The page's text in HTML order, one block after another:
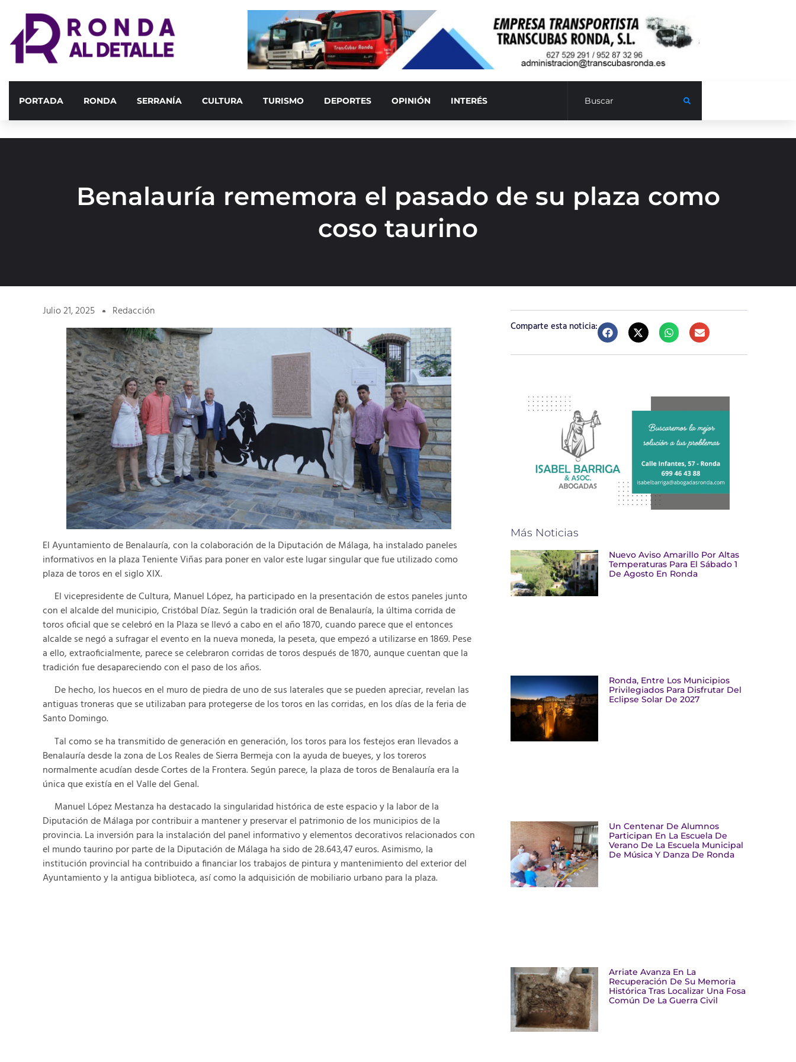
PORTADA RONDA SERRANÍA CULTURA TURISMO DEPORTES OPINIÓN INTERÉS
Benalauría rememora el pasado de su plaza como
coso taurino
Julio 21, 2025 Redacción
El Ayuntamiento de Benalauría, con la colaboración de la Diputación de Málaga, ha instalado paneles
informativos en la plaza Teniente Viñas para poner en valor este lugar singular que fue utilizado como
plaza de toros en el siglo XIX.
El vicepresidente de Cultura, Manuel López, ha participado en la presentación de estos paneles junto
con el alcalde del municipio, Cristóbal Díaz. Según la tradición oral de Benalauría, la última corrida de
toros oficial que se celebró en la Plaza se llevó a cabo en el año 1870, cuando parece que el entonces
alcalde se negó a sufragar el evento en la nueva moneda, la peseta, que empezó a utilizarse en 1869. Pese
a ello, extraoficialmente, parece se celebraron corridas de toros después de 1870, aunque cuentan que la
tradición fue desapareciendo con el paso de los años.
De hecho, los huecos en el muro de piedra de uno de sus laterales que se pueden apreciar, revelan las
antiguas troneras que se utilizaban para protegerse de los toros en las corridas, en los días de la feria de
Santo Domingo.
Tal como se ha transmitido de generación en generación, los toros para los festejos eran llevados a
Benalauría desde la zona de Los Reales de Sierra Bermeja con la ayuda de bueyes, y los toreros
normalmente acudían desde Cortes de la Frontera. Según parece, la plaza de toros de Benalauría era la
única que existía en el Valle del Genal.
Manuel López Mestanza ha destacado la singularidad histórica de este espacio y la labor de la
Diputación de Málaga por contribuir a mantener y preservar el patrimonio de los municipios de la
provincia. La inversión para la instalación del panel informativo y elementos decorativos relacionados con
el mundo taurino por parte de la Diputación de Málaga ha sido de 28.643,47 euros. Asimismo, la
institución provincial ha contribuido a financiar los trabajos de pintura y mantenimiento del exterior del
Ayuntamiento y la antigua biblioteca, así como la adquisición de mobiliario urbano para la plaza.
Comparte esta noticia:
Más Noticias
Nuevo Aviso Amarillo Por Altas
Temperaturas Para El Sábado 1
De Agosto En Ronda
Ronda, Entre Los Municipios
Privilegiados Para Disfrutar Del
Eclipse Solar De 2027
Un Centenar De Alumnos
Participan En La Escuela De
Verano De La Escuela Municipal
De Música Y Danza De Ronda
Arriate Avanza En La
Recuperación De Su Memoria
Histórica Tras Localizar Una Fosa
Común De La Guerra Civil